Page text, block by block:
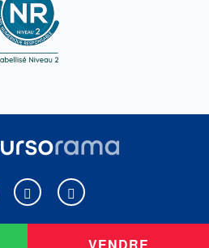
VENDRE
sur Facebook
Boursorama sur XBoursorama sur